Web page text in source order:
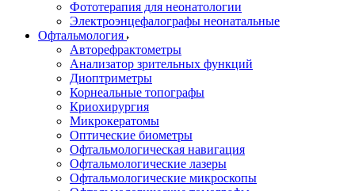
Фототерапия для неонатологии
Электроэнцефалографы неонатальные
Офтальмология
Авторефрактометры
Анализатор зрительных функций
Диоптриметры
Корнеальные топографы
Криохирургия
Микрокератомы
Оптические биометры
Офтальмологическая навигация
Офтальмологические лазеры
Офтальмологические микроскопы